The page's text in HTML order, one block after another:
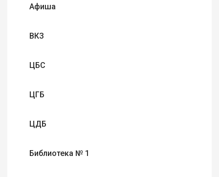
Афиша
ВКЗ
ЦБС
ЦГБ
ЦДБ
Библиотека № 1